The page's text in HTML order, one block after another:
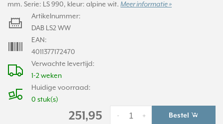
mm. Serie: LS 990, kleur: alpine wit. Meer informatie »
Verwachte levertijd:
1-2 weken
Huidige voorraad:
0 stuk(s)
Artikelnummer:
DAB LS2 WW
EAN:
4011377172470
251,95 +
- Bestel